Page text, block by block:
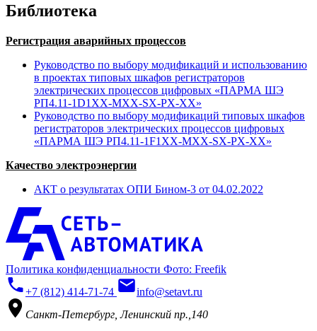
Библиотека
Регистрация аварийных процессов
Руководство по выбору модификаций и использованию
в проектах типовых шкафов регистраторов
электрических процессов цифровых «ПАРМА ШЭ
РП4.11-1D1XX-MXX-SX-PX-XX»
Руководство по выбору модификаций типовых шкафов
регистраторов электрических процессов цифровых
«ПАРМА ШЭ РП4.11-1F1XX-MXX-SX-PX-XX»
Качество электроэнергии
АКТ о результатах ОПИ Бином-3 от 04.02.2022
Политика конфиденциальности Фото: Freefik
+7 (812) 414-71-74
info@setavt.ru
Санкт-Петербург, Ленинский пр.,140